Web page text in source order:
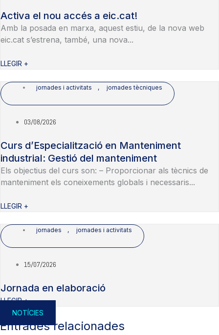
Activa el nou accés a eic.cat!
Amb la posada en marxa, aquest estiu, de la nova web
eic.cat s’estrena, també, una nova...
LLEGIR +
jornades i activitats , jornades tècniques
03/08/2026
Curs d’Especialització en Manteniment
industrial: Gestió del manteniment
Els objectius del curs son: – Proporcionar als tècnics de
manteniment els coneixements globals i necessaris...
LLEGIR +
jornades , jornades i activitats
15/07/2026
Jornada en elaboració
LLEGIR +
NOTÍCIES
Entrades relacionades